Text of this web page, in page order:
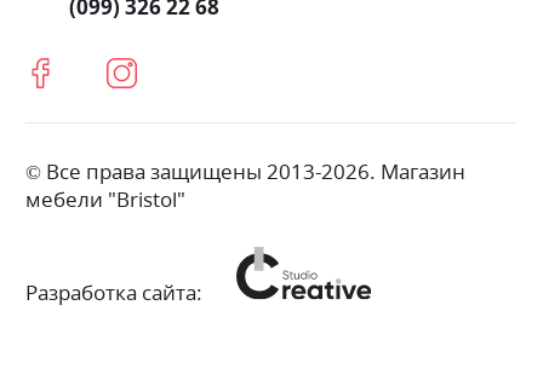
(099) 326 22 68
© Все права защищены 2013-2026. Магазин
мебели "Bristol"
Разработка сайта: